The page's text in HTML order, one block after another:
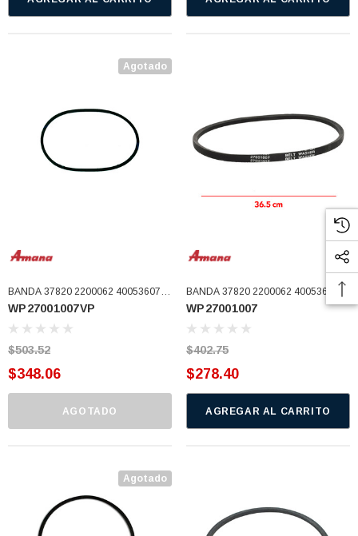
Agotado
BANDA 37820 2200062 40053607
27001007-SPQ 27001007 USAR
WP27001007 (WP27001007VP)
WP27001007VP
$503.52
$348.06
AGOTADO
BANDA 37820 2200062 40053607
27001007-SPQ 27001007
WP27001007VP (WP27001007)
WP27001007
$402.75
$278.40
AGREGAR AL CARRITO
Agotado